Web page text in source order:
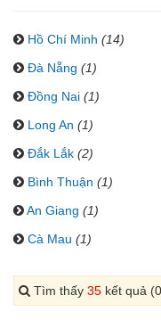
Hồ Chí Minh (14)
Đà Nẵng (1)
Đồng Nai (1)
Long An (1)
Đắk Lắk (2)
Bình Thuận (1)
An Giang (1)
Cà Mau (1)
Tìm thấy 35 kết quả